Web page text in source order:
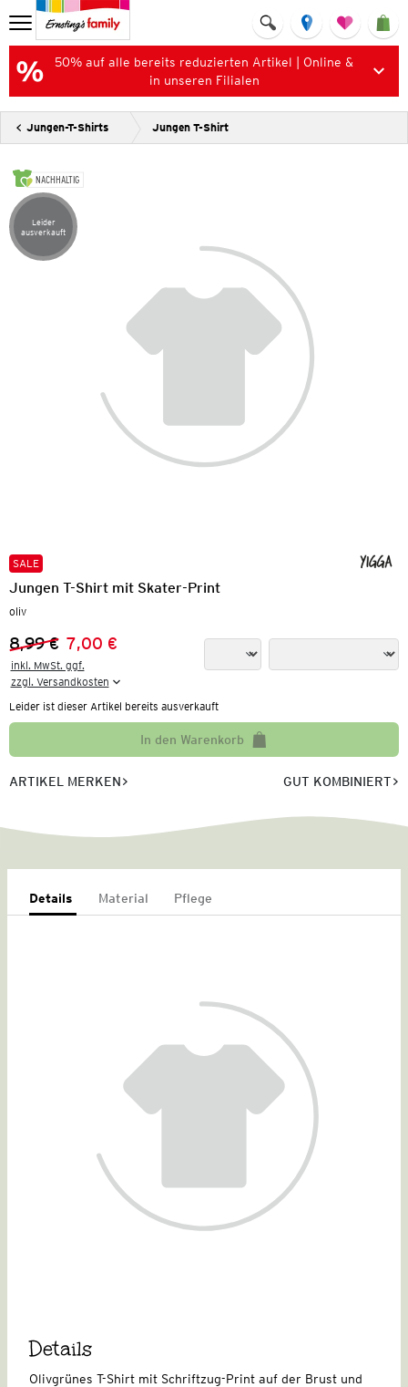
50% auf alle bereits reduzierten Artikel | Online &
in unseren Filialen
Jungen-T-Shirts Jungen T-Shirt
NACHHALTIG
Artikel leider ausverkauft
Leider
ausverkauft
SALE
Jungen T-Shirt mit Skater-Print
oliv
Vorheriger Preis:
8,99 €
Neuer Preis:
7,00 €
inkl. MwSt. ggf.
zzgl. Versandkosten
Leider ist dieser Artikel bereits ausverkauft
In den Warenkorb
ARTIKEL MERKEN GUT KOMBINIERT
Details Material Pflege
Details
Olivgrünes T-Shirt mit Schriftzug-Print auf der Brust und